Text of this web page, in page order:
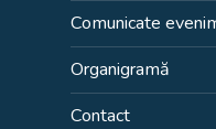
Comunicate
Organigramă
Contact